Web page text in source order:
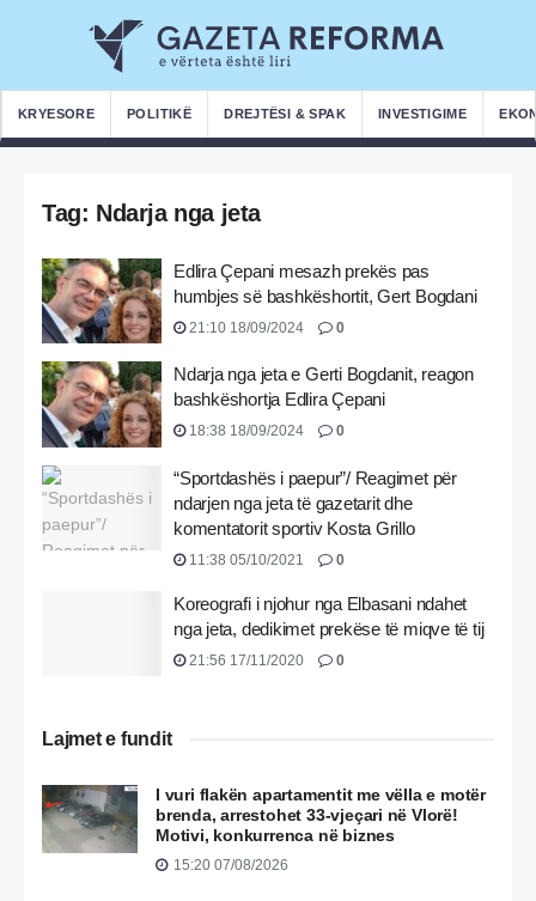
KRYESORE POLITIKË DREJTËSI & SPAK INVESTIGIME
Tag: Ndarja nga jeta
Edlira Çepani mesazh prekës pas
humbjes së bashkëshortit, Gert Bogdani
21:10 18/09/2024 0
Ndarja nga jeta e Gerti Bogdanit, reagon
bashkëshortja Edlira Çepani
18:38 18/09/2024 0
“Sportdashës i paepur”/ Reagimet për
ndarjen nga jeta të gazetarit dhe
komentatorit sportiv Kosta Grillo
11:38 05/10/2021 0
Koreografi i njohur nga Elbasani ndahet
nga jeta, dedikimet prekëse të miqve të tij
21:56 17/11/2020 0
Lajmet e fundit
I vuri flakën apartamentit me vëlla e motër
brenda, arrestohet 33-vjeçari në Vlorë!
Motivi, konkurrenca në biznes
15:20 07/08/2026